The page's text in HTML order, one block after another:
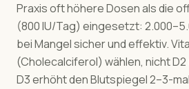
Praxis oft höhere Dosen als die
(800 IU/Tag) eingesetzt:
bei Mangel sicher und effektiv.
(Cholecalciferol) wählen, nicht
D3 erhöht den Blutspiegel 2–3-